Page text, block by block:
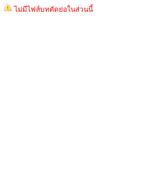
ไม่มีไฟส์บทคัดย่อในส่วนนี้